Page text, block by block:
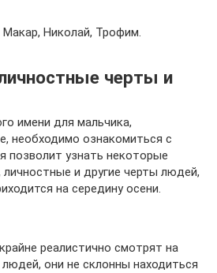
Макар, Николай, Трофим.
черты и
имени для мальчика,
необходимо ознакомиться с
позволит узнать некоторые
личностные и другие черты людей,
на середину осени.
реалистично смотрят на
они не склонны находиться